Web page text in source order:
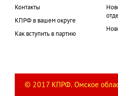
Контакты
КПРФ в вашем округе
Как вступить в партию
© 2017 КПРФ. Омское